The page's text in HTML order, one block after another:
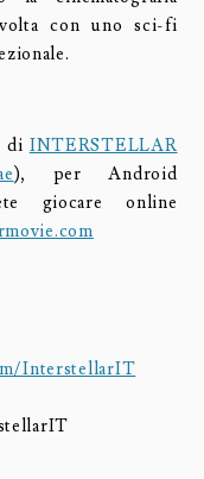
con uno sci-fi
di INTERSTELLAR
), per Android
giocare online
InterstellarIT